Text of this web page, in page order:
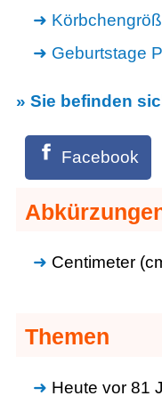
Geburtstage
» Sie befinden
Facebook
Centimeter
Themen
Heute vor 81